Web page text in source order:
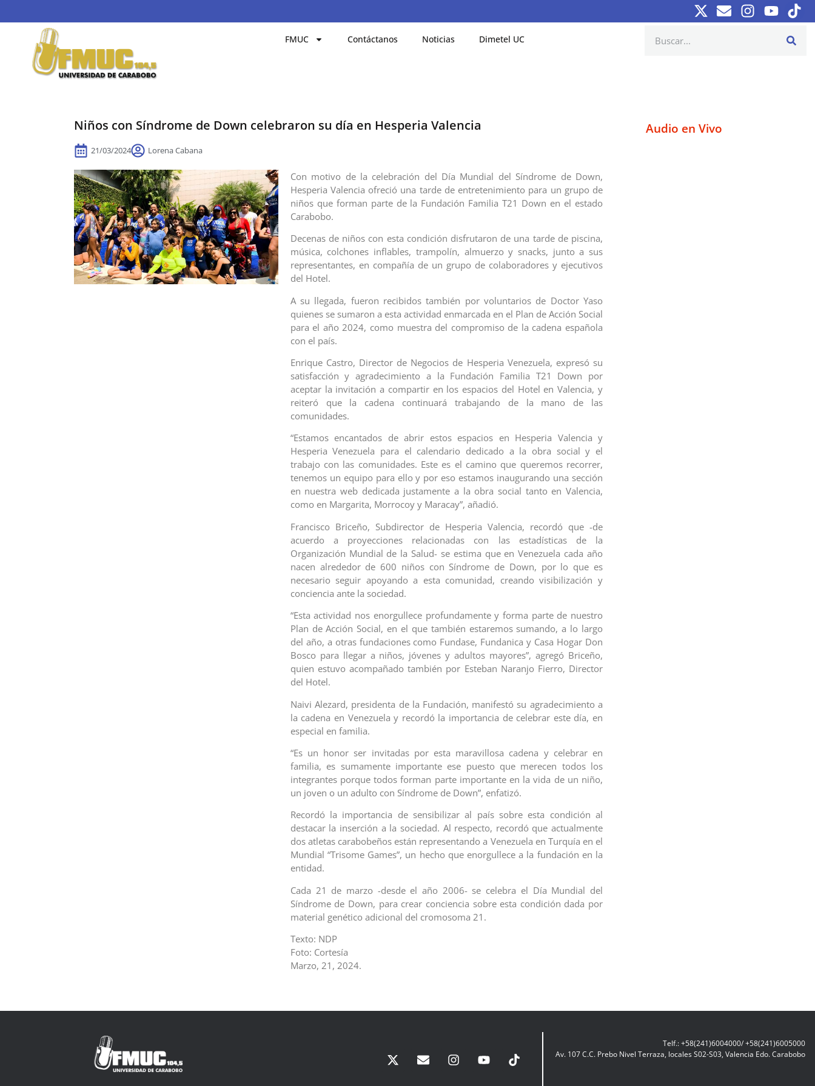
FMUC Contáctanos Noticias Dimetel UC
Niños con Síndrome de Down celebraron su día en Hesperia Valencia
21/03/2024 Lorena Cabana
Con motivo de la celebración del Día Mundial del Síndrome de Down,
Hesperia Valencia ofreció una tarde de entretenimiento para un grupo de
niños que forman parte de la Fundación Familia T21 Down en el estado
Carabobo.
Decenas de niños con esta condición disfrutaron de una tarde de piscina,
música, colchones inflables, trampolín, almuerzo y snacks, junto a sus
representantes, en compañía de un grupo de colaboradores y ejecutivos
del Hotel.
A su llegada, fueron recibidos también por voluntarios de Doctor Yaso
quienes se sumaron a esta actividad enmarcada en el Plan de Acción Social
para el año 2024, como muestra del compromiso de la cadena española
con el país.
Enrique Castro, Director de Negocios de Hesperia Venezuela, expresó su
satisfacción y agradecimiento a la Fundación Familia T21 Down por
aceptar la invitación a compartir en los espacios del Hotel en Valencia, y
reiteró que la cadena continuará trabajando de la mano de las
comunidades.
“Estamos encantados de abrir estos espacios en Hesperia Valencia y
Hesperia Venezuela para el calendario dedicado a la obra social y el
trabajo con las comunidades. Este es el camino que queremos recorrer,
tenemos un equipo para ello y por eso estamos inaugurando una sección
en nuestra web dedicada justamente a la obra social tanto en Valencia,
como en Margarita, Morrocoy y Maracay”, añadió.
Francisco Briceño, Subdirector de Hesperia Valencia, recordó que -de
acuerdo a proyecciones relacionadas con las estadísticas de la
Organización Mundial de la Salud- se estima que en Venezuela cada año
nacen alrededor de 600 niños con Síndrome de Down, por lo que es
necesario seguir apoyando a esta comunidad, creando visibilización y
conciencia ante la sociedad.
“Esta actividad nos enorgullece profundamente y forma parte de nuestro
Plan de Acción Social, en el que también estaremos sumando, a lo largo
del año, a otras fundaciones como Fundase, Fundanica y Casa Hogar Don
Bosco para llegar a niños, jóvenes y adultos mayores”, agregó Briceño,
quien estuvo acompañado también por Esteban Naranjo Fierro, Director
del Hotel.
Naivi Alezard, presidenta de la Fundación, manifestó su agradecimiento a
la cadena en Venezuela y recordó la importancia de celebrar este día, en
especial en familia.
“Es un honor ser invitadas por esta maravillosa cadena y celebrar en
familia, es sumamente importante ese puesto que merecen todos los
integrantes porque todos forman parte importante en la vida de un niño,
un joven o un adulto con Síndrome de Down”, enfatizó.
Recordó la importancia de sensibilizar al país sobre esta condición al
destacar la inserción a la sociedad. Al respecto, recordó que actualmente
dos atletas carabobeños están representando a Venezuela en Turquía en el
Mundial “Trisome Games”, un hecho que enorgullece a la fundación en la
entidad.
Cada 21 de marzo -desde el año 2006- se celebra el Día Mundial del
Síndrome de Down, para crear conciencia sobre esta condición dada por
material genético adicional del cromosoma 21.
Texto: NDP
Foto: Cortesía
Marzo, 21, 2024.
Audio en Vivo
Telf.: +58(241)6004000/ +58(241)6005000
Av. 107 C.C. Prebo Nivel Terraza, locales S02-S03, Valencia Edo. Carabobo